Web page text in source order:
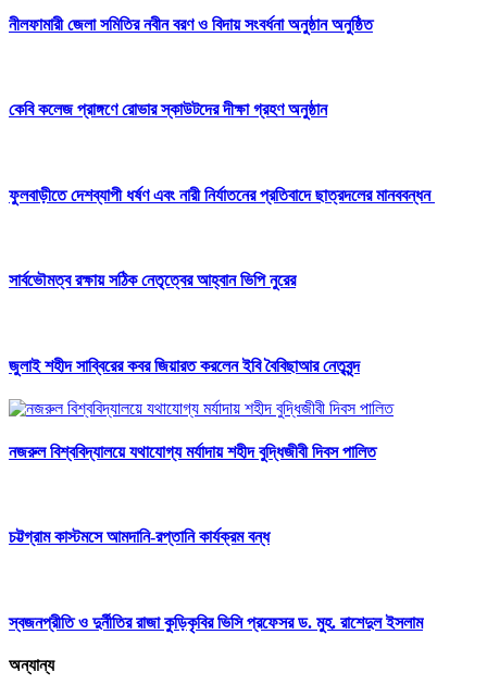
নীলফামারী জেলা সমিতির নবীন বরণ ও বিদায় সংবর্ধনা অনুষ্ঠান অনুষ্ঠিত
কেবি কলেজ প্রাঙ্গণে রোভার স্কাউটদের দীক্ষা গ্রহণ অনুষ্ঠান
ফুলবাড়ীতে দেশব্যাপী ধর্ষণ এবং নারী নির্যাতনের প্রতিবাদে ছাত্রদলের মানববন্ধন
সার্বভৌমত্ব রক্ষায় সঠিক নেতৃত্বের আহ্বান ভিপি নুরের
জুলাই শহীদ সাব্বিরের কবর জিয়ারত করলেন ইবি বৈবিছাআর নেতৃবৃন্দ
নজরুল বিশ্ববিদ্যালয়ে যথাযোগ্য মর্যাদায় শহীদ বুদ্ধিজীবী দিবস পালিত
চট্টগ্রাম কাস্টমসে আমদানি-রপ্তানি কার্যক্রম বন্ধ
স্বজনপ্রীতি ও দুর্নীতির রাজা কুড়িকৃবির ভিসি প্রফেসর ড. মুহ. রাশেদুল ইসলাম
অন্যান্য